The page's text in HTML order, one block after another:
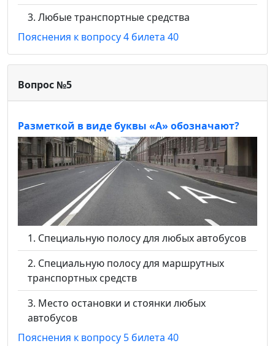
Любые транспортные средства
Пояснения к вопросу 4 билета 40
Вопрос №5
Разметкой в виде буквы «А» обозначают?
Специальную полосу для любых автобусов
Специальную полосу для маршрутных
транспортных средств
Место остановки и стоянки любых
автобусов
Пояснения к вопросу 5 билета 40